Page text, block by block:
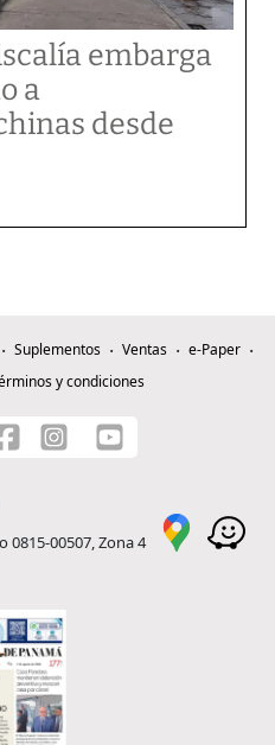
embarga
a
desde
Suplementos Ventas
e-Paper
y condiciones
0815-00507, Zona 4